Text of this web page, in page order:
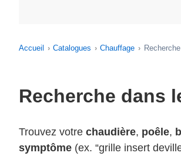
Accueil Catalogues Chauffage
Recherche dans
Trouvez votre chaudière, poêle,
symptôme (ex. “grille insert